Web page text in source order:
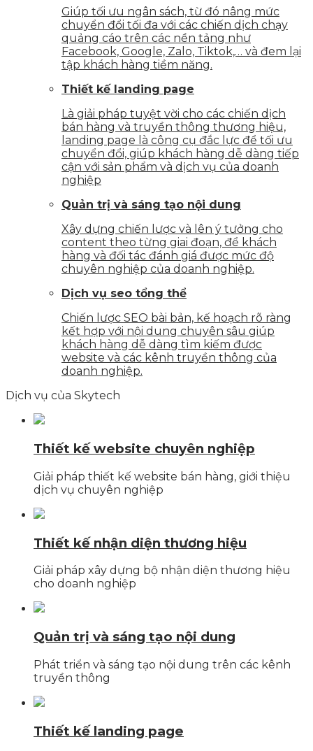
Giúp tối ưu ngân sách, từ đó nâng mức
chuyển đổi tối đa với các chiến dịch chạy
quảng cáo trên các nền tảng như
Facebook, Google, Zalo, Tiktok,… và đem lại
tập khách hàng tiềm năng.
Thiết kế landing page
Là giải pháp tuyệt vời cho các chiến dịch
bán hàng và truyền thông thương hiệu,
landing page là công cụ đắc lực để tối ưu
chuyển đổi, giúp khách hàng dễ dàng tiếp
cận với sản phẩm và dịch vụ của doanh
nghiệp
Quản trị và sáng tạo nội dung
Xây dựng chiến lược và lên ý tưởng cho
content theo từng giai đoạn, để khách
hàng và đối tác đánh giá được mức độ
chuyên nghiệp của doanh nghiệp.
Dịch vụ seo tổng thể
Chiến lược SEO bài bản, kế hoạch rõ ràng
kết hợp với nội dung chuyên sâu giúp
khách hàng dễ dàng tìm kiếm được
website và các kênh truyền thông của
doanh nghiệp.
Dịch vụ của Skytech
Thiết kế website chuyên nghiệp
Giải pháp thiết kế website bán hàng, giới thiệu
dịch vụ chuyên nghiệp
Thiết kế nhận diện thương hiệu
Giải pháp xây dựng bộ nhận diện thương hiệu
cho doanh nghiệp
Quản trị và sáng tạo nội dung
Phát triển và sáng tạo nội dung trên các kênh
truyền thông
Thiết kế landing page